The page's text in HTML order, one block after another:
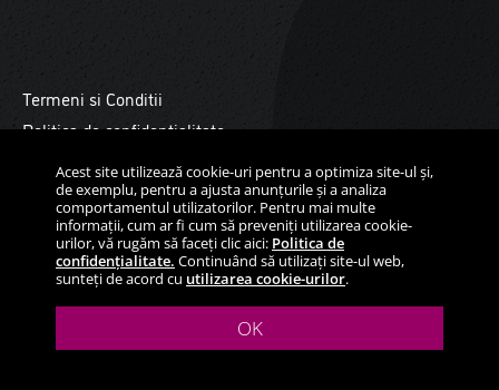
Termeni si Conditii
Politica de confidentialitate
Copyright ©2026 Daw Benţa Moldova. Toate drepturile
rezervate.
Acest site utilizează cookie-uri pentru a optimiza site-ul și,
de exemplu, pentru a ajusta anunțurile și a analiza
comportamentul utilizatorilor. Pentru mai multe
informații, cum ar fi cum să preveniți utilizarea cookie-
urilor, vă rugăm să faceți clic aici: Politica de
confidențialitate. Continuând să utilizați site-ul web,
sunteți de acord cu utilizarea cookie-urilor.
OK